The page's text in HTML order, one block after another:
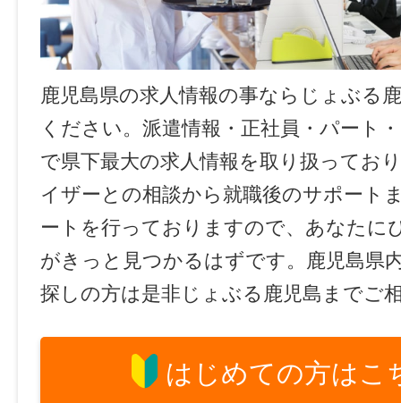
鹿児島県の求人情報の事ならじょぶる
ください。派遣情報・正社員・パート
で県下最大の求人情報を取り扱ってお
イザーとの相談から就職後のサポート
ートを行っておりますので、あなたに
がきっと見つかるはずです。鹿児島県
探しの方は是非じょぶる鹿児島までご
はじめての方はこ